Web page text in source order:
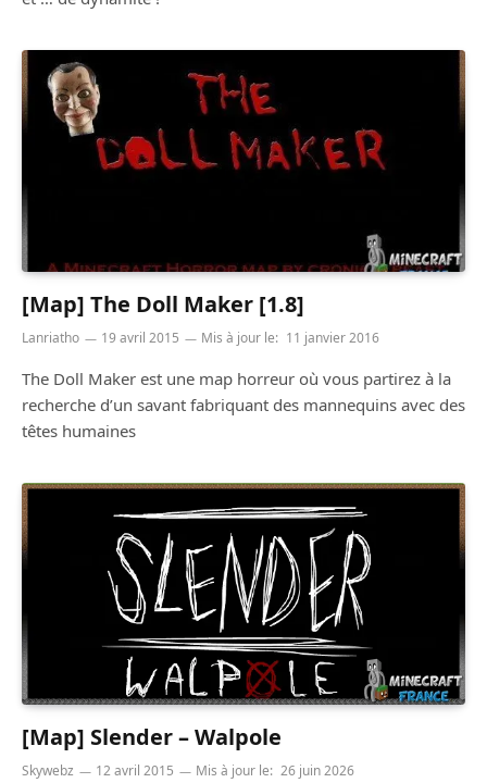
[Map] The Doll Maker [1.8]
Lanriatho 19 avril 2015 Mis à jour le: 11 janvier 2016
The Doll Maker est une map horreur où vous partirez à la
recherche d’un savant fabriquant des mannequins avec des
têtes humaines
[Map] Slender – Walpole
Skywebz 12 avril 2015 Mis à jour le: 26 juin 2026